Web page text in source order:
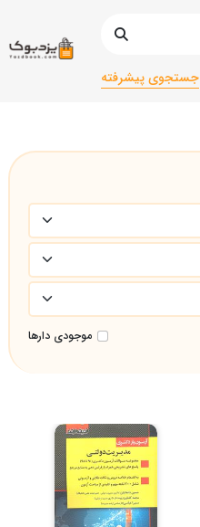
جستجوی پیشرفته
مدیریت
موجودی دارها